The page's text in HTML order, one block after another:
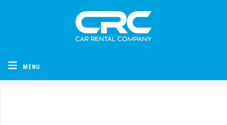
CRC - Car Rental Company
MENU